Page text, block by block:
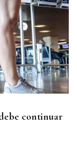
continuar